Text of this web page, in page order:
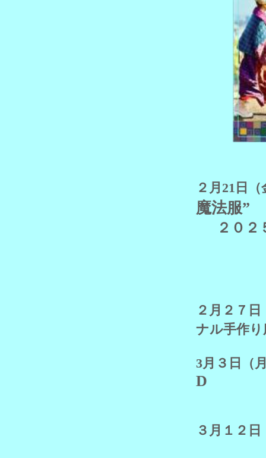
２月21日
魔法服”
２０
２月２７
ナル手作り
3月３
D
３月１２